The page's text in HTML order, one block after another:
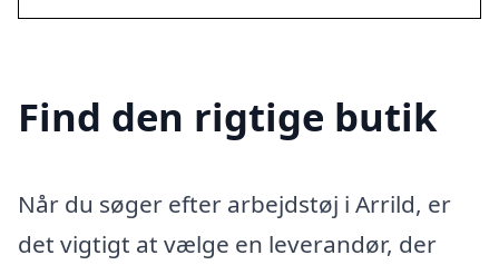
Find den rigtige butik
Når du søger efter arbejdstøj i Arrild, er
det vigtigt at vælge en leverandør, der